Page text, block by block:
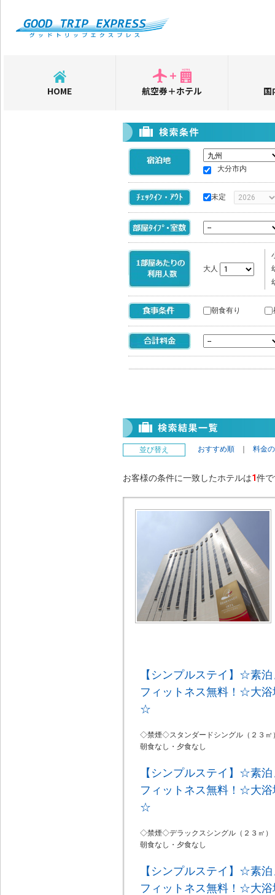
HOME 航空券＋ホテル 国
大分市内
未定
大人
朝食有り
並び替え おすすめ順 料金
お客様の条件に一致したホテルは1件
【シンプルステイ】☆素
フィットネス無料！☆大
☆
◇禁煙◇スタンダードシングル（２３㎡
朝食なし・夕食なし
【シンプルステイ】☆素
フィットネス無料！☆大
☆
◇禁煙◇デラックスシングル（２３㎡）
朝食なし・夕食なし
【シンプルステイ】☆素
フィットネス無料！☆大